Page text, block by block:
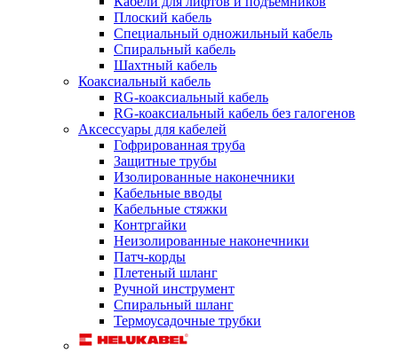
Плоский кабель
Специальный одножильный кабель
Спиральный кабель
Шахтный кабель
Коаксиальный кабель
RG-коаксиальный кабель
RG-коаксиальный кабель без галогенов
Аксессуары для кабелей
Гофрированная труба
Защитные трубы
Изолированные наконечники
Кабельные вводы
Кабельные стяжки
Контргайки
Неизолированные наконечники
Патч-корды
Плетеный шланг
Ручной инструмент
Спиральный шланг
Термоусадочные трубки